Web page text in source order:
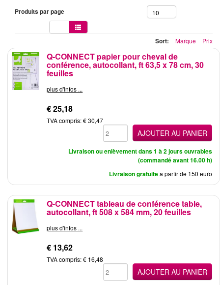
Produits par page 10
Sort: Marque Prix
Q-CONNECT papier pour cheval de
conférence, autocollant, ft 63,5 x 78 cm, 30
feuilles
plus d'infos ...
€ 25,18
TVA compris: € 30,47
AJOUTER AU PANIER
Livraison ou enlèvement dans 1 à 2 jours ouvrables
(commandé avant 16.00 h)
Livraison gratuitea partir de 150 euro
Q-CONNECT tableau de conférence table,
autocollant, ft 508 x 584 mm, 20 feuilles
plus d'infos ...
€ 13,62
TVA compris: € 16,48
AJOUTER AU PANIER